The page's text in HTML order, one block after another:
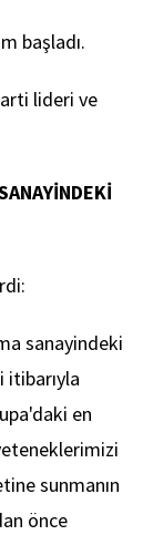
başladı.
lideri ve
sanayindeki
itibarıyla
en
sunmanın
önce